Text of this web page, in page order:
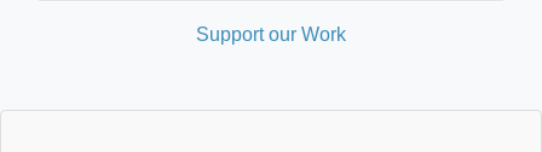
Support our Work